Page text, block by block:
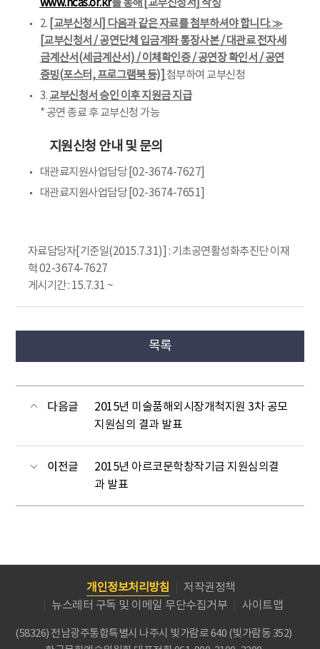
www.ncas.or.kr를 통해 [교부신청서] 작성
2. [교부신청시] 다음과 같은 자료를 첨부하셔야 합니다. ≫
[교부신청서 / 공연단체 입금계좌 통장사본 / 대관료 전자세
금계산서(세금계산서) / 이체확인증 / 공연장 확인서 / 공연
증빙(포스터, 프로그램북 등)] 첨부하여 교부신청
3.교부신청서 승인 이후 지원금 지급
* 공연 종료 후 교부신청 가능
지원신청 안내 및 문의
대관료지원사업담당 [02-3674-7627]
대관료지원사업담당 [02-3674-7651]
자료담당자[기준일(2015.7.31)] : 기초공연활성화추진단 이재
혁 02-3674-7627
게시기간 : 15.7.31 ~
목록
다음글
2015년 미술품해외시장개척지원 3차 공모
지원심의 결과 발표
이전글
2015년 아르코문학창작기금 지원심의결
과 발표
개인정보처리방침
저작권정책
뉴스레터 구독 및 이메일 무단수집거부
사이트맵
(58326) 전남광주통합특별시 나주시 빛가람로 640 (빛가람동 352)